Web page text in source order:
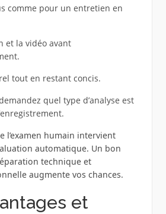
comme pour un entretien en
et la vidéo avant
tout en restant concis.
quel type d’analyse est
l’examen humain intervient
automatique. Un bon
technique et
augmente vos chances.
et